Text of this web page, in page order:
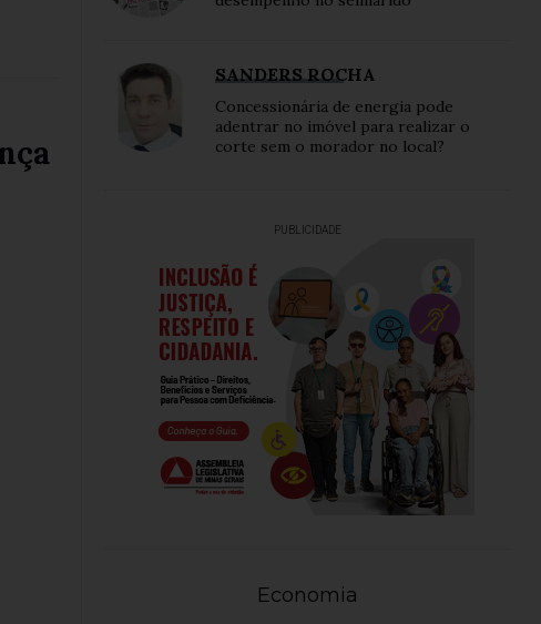
SANDERS ROCHA
Concessionária de energia pode
adentrar no imóvel para realizar o
corte sem o morador no local?
PUBLICIDADE
Economia